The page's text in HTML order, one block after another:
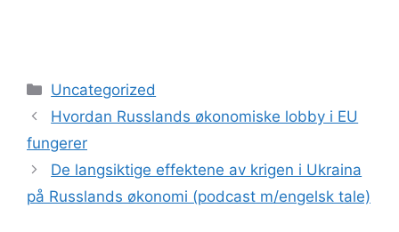
Kategorier
Uncategorized
Hvordan Russlands økonomiske lobby i EU
fungerer
De langsiktige effektene av krigen i Ukraina
på Russlands økonomi (podcast m/engelsk tale)